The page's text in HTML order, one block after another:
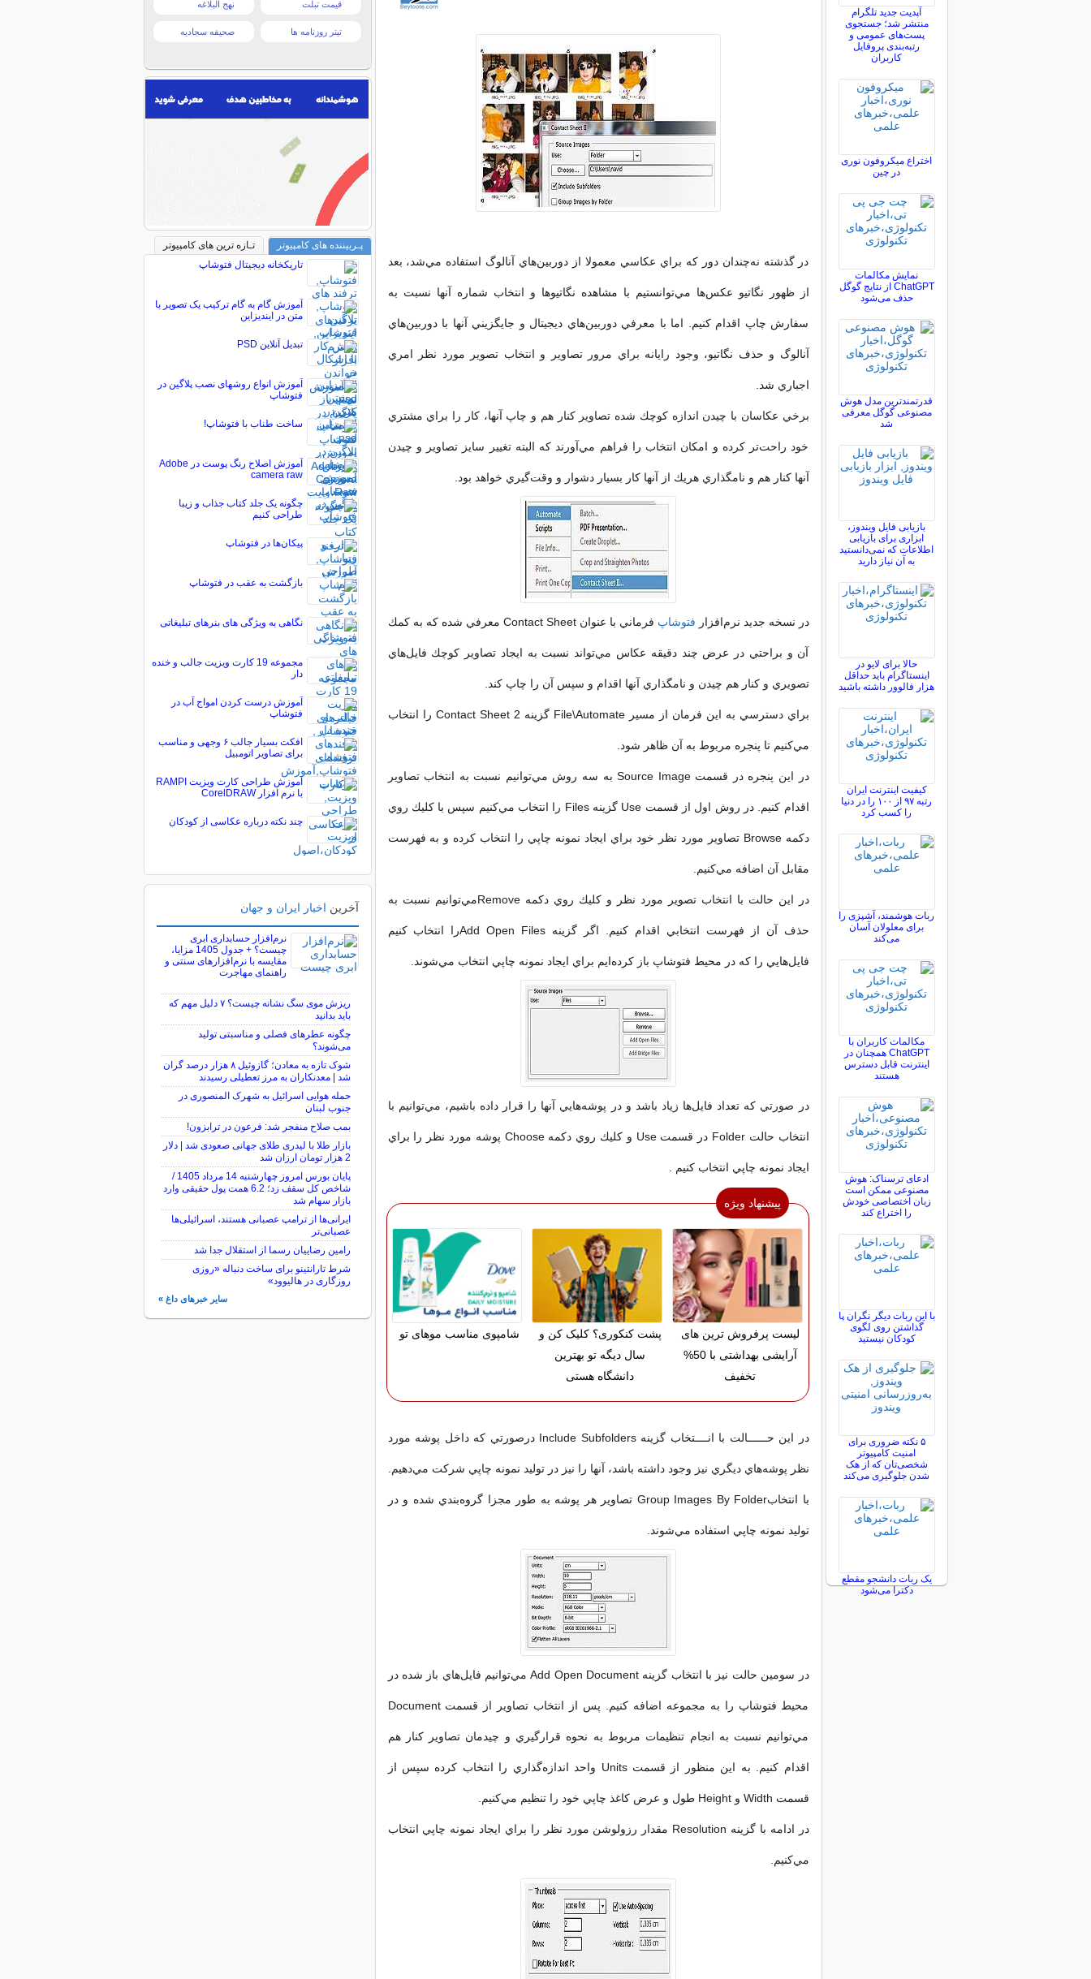
در گذشته نه‌چندان دور كه براي عكاسي معمولا از دوربين‌هاي آنالوگ استفاده مي‌شد، بعد
از ظهور نگاتيو عكس‌ها مي‌توانستيم با مشاهده نگاتيوها و انتخاب شماره آنها نسبت به
سفارش چاپ اقدام كنيم. اما با معرفي دوربين‌هاي ديجيتال و جايگزيني آنها با دوربين‌هاي
آنالوگ و حذف نگاتيو، وجود رايانه براي مرور تصاوير و انتخاب تصوير مورد نظر امري
اجباري شد.
برخي عكاسان با چيدن اندازه كوچك شده تصاوير كنار هم و چاپ آنها، كار را براي مشتري
خود راحت‌تر كرده و امكان انتخاب را فراهم مي‌آورند كه البته تغيير سايز تصاوير و چيدن
آنها كنار هم و نامگذاري هريك از آنها كار بسيار دشوار و وقت‌گيري خواهد بود.
در نسخه جديد نرم‌افزار فتوشاپ فرماني با عنوان Contact Sheet معرفي شده كه به كمك
آن و براحتي در عرض چند دقيقه عكاس مي‌تواند نسبت به ايجاد تصاوير كوچك فايل‌هاي
تصويري و كنار هم چيدن و نامگذاري آنها اقدام و سپس آن را چاپ كند.
براي دسترسي به اين فرمان از مسير File\Automate گزينه Contact Sheet 2 را انتخاب
مي‌كنيم تا پنجره مربوط به آن ظاهر شود.
در اين پنجره در قسمت Source Image به سه روش مي‌توانيم نسبت به انتخاب تصاوير
اقدام كنيم. در روش اول از قسمت Use گزينه Files را انتخاب مي‌كنيم سپس با كليك روي
دكمه Browse تصاوير مورد نظر خود براي ايجاد نمونه چاپي را انتخاب كرده و به فهرست
مقابل آن اضافه مي‌كنيم.
در اين حالت با انتخاب تصوير مورد نظر و كليك روي دكمه Removeمي‌توانيم نسبت به
حذف آن از فهرست انتخابي اقدام كنيم. اگر گزينه Add Open Filesرا انتخاب كنيم
فايل‌هايي را كه در محيط فتوشاپ باز كرده‌ايم براي ايجاد نمونه چاپي انتخاب مي‌شوند.
در صورتي كه تعداد فايل‌ها زياد باشد و در پوشه‌هايي آنها را قرار داده باشيم، مي‌توانيم با
انتخاب حالت Folder در قسمت Use و كليك روي دكمه Choose پوشه مورد نظر را براي
ايجاد نمونه چاپي انتخاب كنيم .
پیشنهاد ویژه
لیست پرفروش ترین های
آرایشی بهداشتی با 50%
تخفیف
پشت کنکوری؟ کلیک کن و
سال دیگه تو بهترین
دانشگاه هستی
شامپوی مناسب موهای تو
در اين حــــــالت با انــــتخاب گزينه Include Subfolders درصورتي كه داخل پوشه مورد
نظر پوشه‌هاي ديگري نيز وجود داشته باشد، آنها را نيز در توليد نمونه چاپي شركت مي‌دهيم.
با انتخاب‌Group Images By Folder تصاوير هر پوشه به طور مجزا گروه‌بندي شده و در
توليد نمونه چاپي استفاده مي‌شوند.
در سومين حالت نيز با انتخاب گزينه Add Open Document مي‌توانيم فايل‌هاي باز شده در
محيط فتوشاپ را به مجموعه اضافه كنيم. پس از انتخاب تصاوير از قسمت Document
مي‌توانيم نسبت به انجام تنظيمات مربوط به نحوه قرارگيري و چيدمان تصاوير كنار هم
اقدام كنيم. به اين منظور از قسمت Units واحد اندازه‌گذاري را انتخاب كرده سپس از
قسمت Width و Height طول و عرض كاغذ چاپي خود را تنظيم مي‌كنيم.
در ادامه با گزينه Resolution مقدار رزولوشن مورد نظر را براي ايجاد نمونه چاپي انتخاب
مي‌كنيم.
آپدیت جدید تلگرام
منتشر شد؛ جستجوی
پست‌های عمومی و
رتبه‌بندی پروفایل
کاربران
اختراع میکروفون نوری
در چین
نمایش مکالمات
ChatGPT از نتایج گوگل
حذف می‌شود
قدرتمندترین مدل هوش
مصنوعی گوگل معرفی
شد
بازیابی فایل ویندوز،
ابزاری برای بازیابی
اطلاعات که نمی‌دانستید
به آن نیاز دارید
حالا برای لایو در
اینستاگرام باید حداقل
هزار فالوور داشته باشید
کیفیت اینترنت ایران
رتبه ۹۷ از ۱۰۰ را در دنیا
را کسب کرد
ربات هوشمند، آشپزی را
برای معلولان آسان
می‌کند
مکالمات کاربران با
ChatGPT همچنان در
اینترنت قابل دسترس
هستند
ادعای ترسناک: هوش
مصنوعی ممکن است
زبان اختصاصی خودش
را اختراع کند
با این ربات دیگر نگران پا
گذاشتن روی لگوی
کودکان نیستید
۵ نکته ضروری برای
امنیت کامپیوتر
شخصی‌تان که از هک
شدن جلوگیری می‌کند
یک ربات دانشجو مقطع
دکترا می‌شود
قیمت تبلت نهج البلاغه
تیتر روزنامه ها صحیفه سجادیه
پـربیننده های کامپیوتر
تـازه ترین های کامپیوتر
تاريكخانه ديجيتال فتوشاپ
آموزش گام به گام ترکیب یک تصویر با
متن در ایندیزاین
تبدیل آنلاین PSD
آموزش انواع روشهای نصب پلاگین در
فتوشاپ
ساخت طناب با فتوشاپ!
آموزش اصلاح رنگ پوست در Adobe
camera raw
چگونه یک جلد کتاب جذاب و زیبا
طراحی کنیم
پيكان‌ها در فتوشاپ
بازگشت به عقب در فتوشاپ
نگاهی به ویژگی های بنرهای تبلیغاتی
مجموعه 19 کارت ویزیت جالب و خنده
دار
آموزش درست کردن امواج آب در
فتوشاپ
افکت بسیار جالب ۶ وجهی و مناسب
برای تصاویر اتومبیل
آموزش طراحی کارت ویزیت RAMPI
با نرم افزار CorelDRAW
چند نکته درباره عکاسی از کودکان
آخرین اخبار ایران و جهان
نرم‌افزار حسابداری ابری
چیست؟ + جدول 1405 مزایا،
مقایسه با نرم‌افزارهای سنتی و
راهنمای مهاجرت
ریزش موی سگ نشانه چیست؟ ۷ دلیل مهم که
باید بدانید
چگونه عطرهای فصلی و مناسبتی تولید
می‌شوند؟
شوک تازه به معادن؛ گازوئیل ۸ هزار درصد گران
شد | معدنکاران به مرز تعطیلی رسیدند
حمله هوایی اسرائیل به شهرک المنصوری در
جنوب لبنان
بمب صلاح منفجر شد: فرعون در ترابزون!
بازار طلا با لیدری طلای جهانی صعودی شد | دلار
2 هزار تومان ارزان شد
پایان بورس امروز چهارشنبه 14 مرداد 1405 /
شاخص کل سقف زد؛ 6.2 همت پول حقیقی وارد
بازار سهام شد
ایرانی‌ها از ترامپ عصبانی هستند، اسرائیلی‌ها
عصبانی‌تر
رامین رضاییان رسما از استقلال جدا شد
شرط تارانتینو برای ساخت دنباله «روزی
روزگاری در هالیوود»
سایر خبرهای داغ »